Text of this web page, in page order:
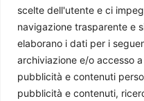
scelte dell'utente e ci
navigazione trasparente e
elaborano i dati per i
archiviazione e/o accesso
pubblicità e contenuti
pubblicità e contenuti,
Scrivici:
Seguici